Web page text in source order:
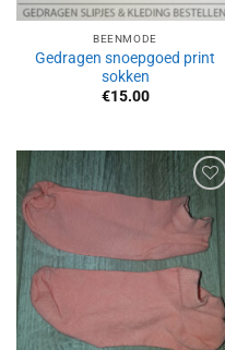
BEENMODE
Gedragen snoepgoed print
sokken
€15.00
Aan
verlanglijst
toevoegen